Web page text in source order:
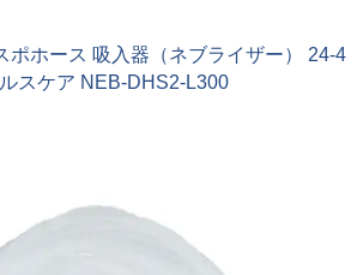
ポホース 吸入器（ネブライザー） 24-4
スケア NEB-DHS2-L300